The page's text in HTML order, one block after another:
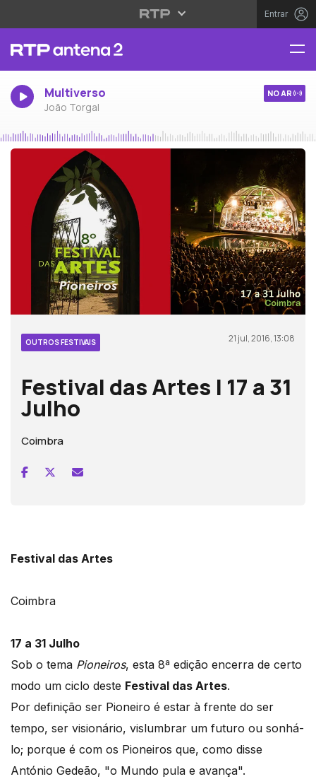
Entrar
Multiverso
João Torgal
NO AR
OUTROS FESTIVAIS 21 jul, 2016, 13:08
Festival das Artes | 17 a 31
Julho
Coimbra
Festival das Artes
Coimbra
17 a 31 Julho
Sob o tema Pioneiros, esta 8ª edição encerra de certo
modo um ciclo deste Festival das Artes.
Por definição ser Pioneiro é estar à frente do ser
tempo, ser visionário, vislumbrar um futuro ou sonhá-
lo; porque é com os Pioneiros que, como disse
António Gedeão, "o Mundo pula e avança".